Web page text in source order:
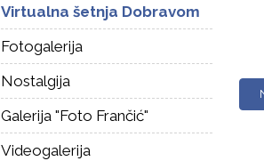
Virtualna šetnja Dobravom
Fotogalerija
Nostalgija
Galerija "Foto Frančić"
Videogalerija